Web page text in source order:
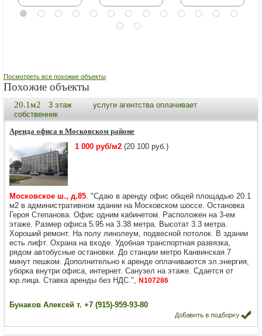
Посмотреть все похожие объекты
Похожие объекты
20.1м2 3 этаж
услуги агентства оплачивает
собственник
Аренда офиса в Московском районе
1 000 руб/м2 (20 100 руб.)
Московское ш., д.85. "Сдаю в аренду офис общей площадью 20.1
м2 в административном здании на Московском шоссе. Остановка
Героя Степанова. Офис одним кабинетом. Расположен на 3-ем
этаже. Размер офиса 5.95 на 3.38 метра. Высотат 3.3 метра.
Хороший ремонт. На полу линолеум, подвесной потолок. В здании
есть лифт. Охрана на входе. Удобная транспортная развязка,
рядом автобусные остановки. До станции метро Канвинская 7
минут пешком. Дополнительно к аренде оплачиваются эл.энергия,
уборка внутри офиса, интернет. Санузел на этаже. Сдается от
юр.лица. Ставка аренды без НДС.", N107286
Бунаков Алексей т. +7 (915)-959-93-80